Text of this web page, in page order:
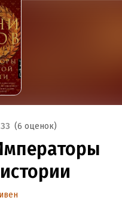
(6 оценок)